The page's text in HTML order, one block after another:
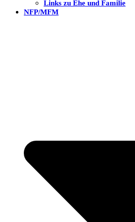
Links zu Ehe und Familie
NFP/MFM